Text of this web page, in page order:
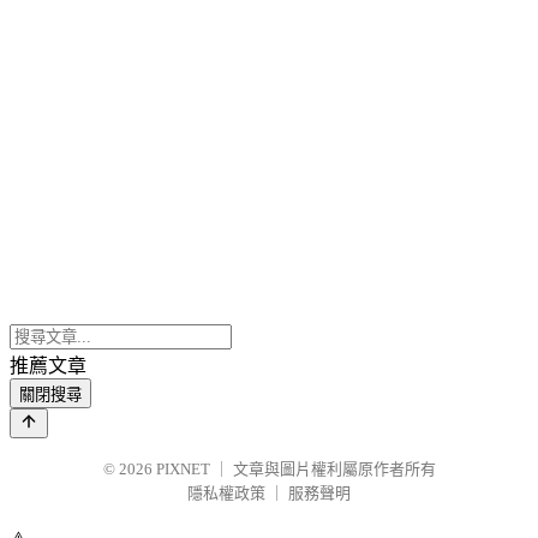
推薦文章
關閉搜尋
© 2026 PIXNET
文章與圖片權利屬原作者所有
隱私權政策
服務聲明